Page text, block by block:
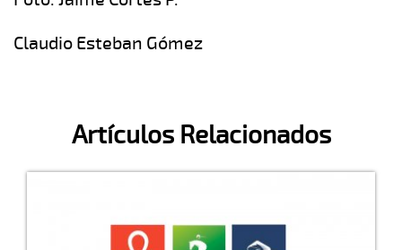
Claudio Esteban Gómez
Artículos Relacionados